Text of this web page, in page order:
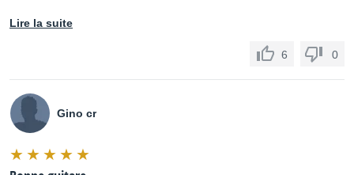
Lire la suite
6 0
Gino cr